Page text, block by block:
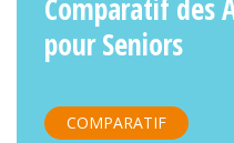
Comparatif des
pour Seniors
COMPARATIF